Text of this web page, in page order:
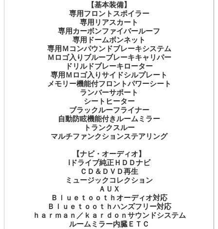
【基本装備】
専用フロントスポイラー
専用リアスカート
専用カーボンファイバールーフ
専用ドームボンネット
専用Ｍコンパウンドブレーキシステム
Ｍロゴ入りブルーブレーキキャリパー
ドリルドブレーキローター
専用Ｍロゴ入りサイドシルプレート
メモリー機能付フロントパワーシート
ランバーサポート
シートヒーター
ブラックルーフライナー
自動防眩機能付きルームミラー
トランクスルー
マルチファンクションステアリング
【ナビ・オーディオ】
ⅰドライブ純正ＨＤＤナビ
ＣＤ＆ＤＶＤ再生
ミュージックコレクション
ＡＵＸ
Ｂｌｕｅｔｏｏｔｈオーディオ対応
Ｂｌｕｅｔｏｏｔｈハンズフリー対応
ｈａｒｍａｎ／ｋａｒｄｏｎサウンドシステム
ルームミラー内臓ＥＴＣ